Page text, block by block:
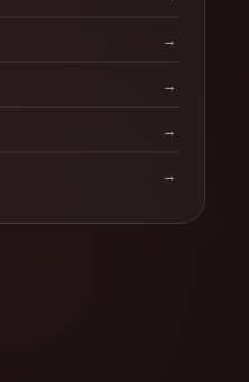
→
→
→
→